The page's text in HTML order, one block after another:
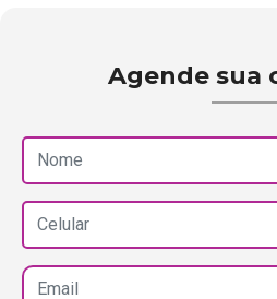
Agende sua